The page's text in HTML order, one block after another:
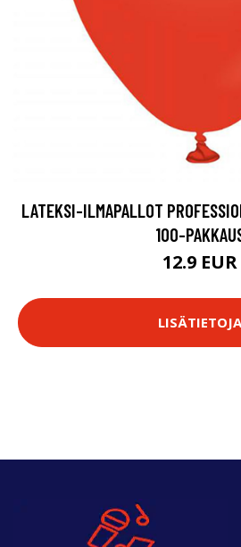
LATEKSI-ILMAPALLOT
100-
12.9 EUR
LISÄTIETOJA